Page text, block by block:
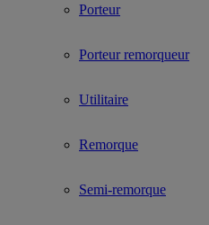
Porteur
Porteur remorqueur
Utilitaire
Remorque
Semi-remorque